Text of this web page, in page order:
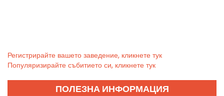
Регистрирайте вашето заведение, кликнете тук
Популяризирайте събитието си, кликнете тук
ПОЛЕЗНА ИНФОРМАЦИЯ